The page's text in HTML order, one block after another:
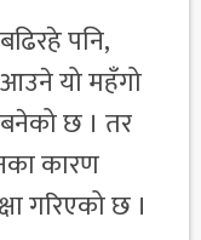
पनि,
आउने यो महँगो
छ । तर
कारण
गरिएको छ ।